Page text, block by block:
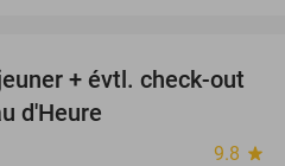
40%
+ évtl. check-out
d'Heure
9.8 star